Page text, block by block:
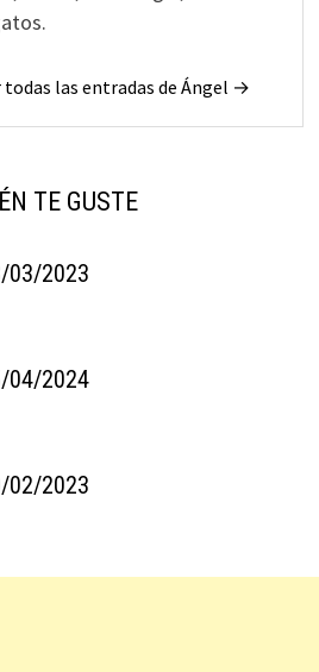
todas las entradas de Ángel →
TE GUSTE
03/2023
04/2024
02/2023